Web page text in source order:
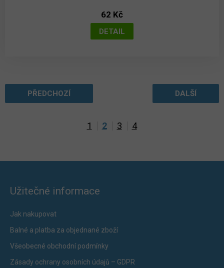
62 Kč
PŘEDCHOZÍ
1 2 3 4
DALŠÍ
Užitečné informace
Jak nakupovat
Balné a platba za objednané zboží
Všeobecné obchodní podmínky
Zásady ochrany osobních údajů – GDPR